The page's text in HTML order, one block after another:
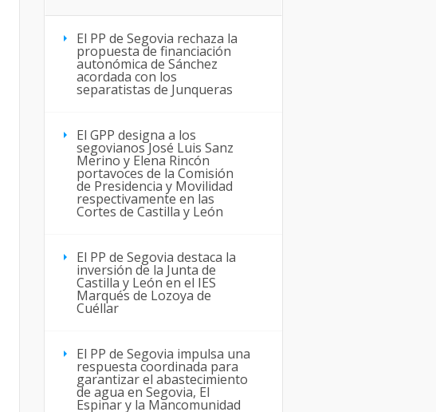
El PP de Segovia rechaza la
propuesta de financiación
autonómica de Sánchez
acordada con los
separatistas de Junqueras
El GPP designa a los
segovianos José Luis Sanz
Merino y Elena Rincón
portavoces de la Comisión
de Presidencia y Movilidad
respectivamente en las
Cortes de Castilla y León
El PP de Segovia destaca la
inversión de la Junta de
Castilla y León en el IES
Marqués de Lozoya de
Cuéllar
El PP de Segovia impulsa una
respuesta coordinada para
garantizar el abastecimiento
de agua en Segovia, El
Espinar y la Mancomunidad